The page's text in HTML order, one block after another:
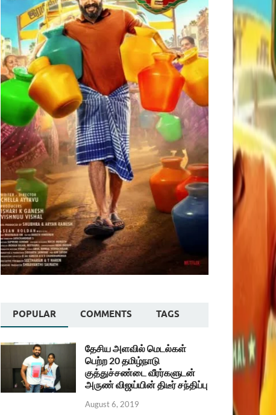
POPULAR COMMENTS TAGS
தேசிய அளவில் மெடல்கள்
பெற்ற 20 தமிழ்நாடு
குத்துச்சண்டை வீரர்களுடன்
அருண் விஜய்யின் திடீர் சந்திப்பு
August 6, 2019